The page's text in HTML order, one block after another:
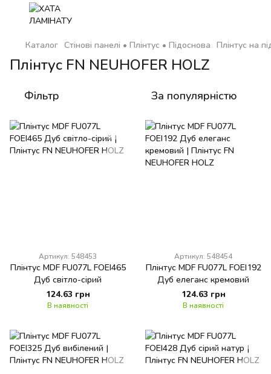
Каталог Стінові панелі • Плінтус • Підоснова Плінтус на
Плінтус FN NEUHOFER HOLZ
Фільтр За популярністю
Артикул: 548453
Плінтус MDF FU077L FOEI465
Дуб світло-сірий
124.63 грн
В наявності
Артикул: 548454
Плінтус MDF FU077L FOEI192
Дуб елеганс кремовий
124.63 грн
В наявності